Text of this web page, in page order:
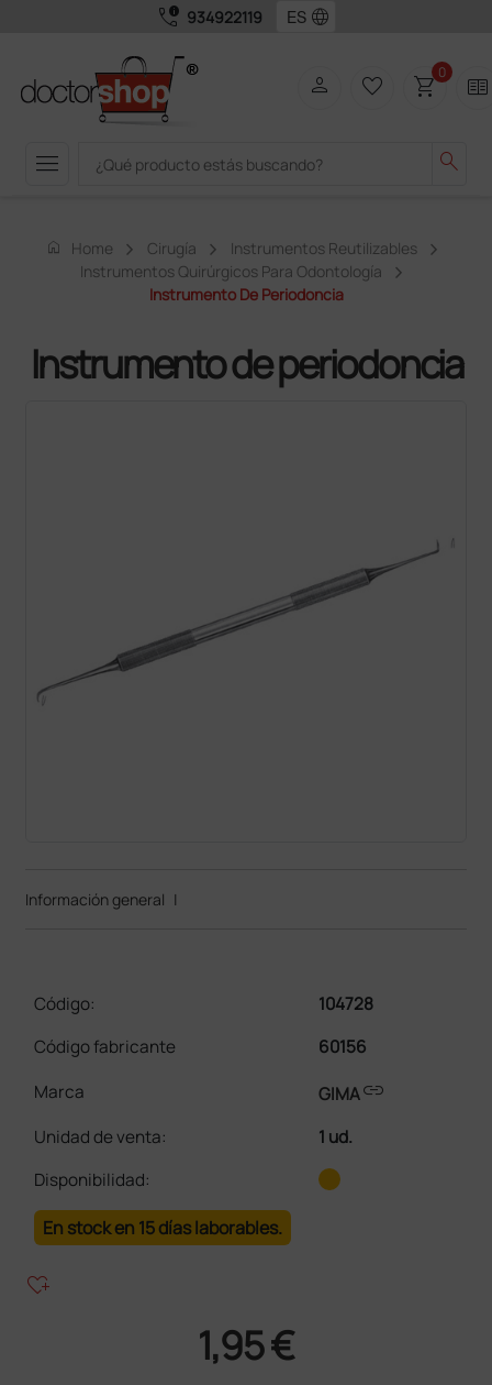
call_quality 934922119 language
menu search
person favorite_border shopping_cart0 two_pager
home Home Cirugía
Instrumentos Reutilizables
Instrumentos Quirúrgicos Para Odontología
Instrumento De Periodoncia
Instrumento de periodoncia
Información general |
Código:
104728
Código fabricante
60156
Marca
GIMAlink
Unidad de venta:
1 ud.
Disponibilidad:
En stock en 15 días laborables.
heart_plus
1,95 €